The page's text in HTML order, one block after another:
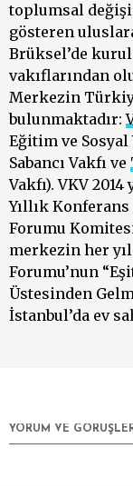
toplumsal
gösteren
Brüksel’de
vakıflarından
Merkezin
bulunmaktadır:
Eğitim ve Sosyal
Sabancı Vakfı ve
Vakfı). VKV
Yıllık
Forumu
merkezin her
Forumu’nun
Üstesinden
İstanbul’da ev